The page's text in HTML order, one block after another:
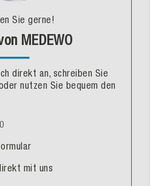
Sie gerne!
MEDEWO
direkt an, schreiben Sie
nutzen Sie bequem den
mit uns